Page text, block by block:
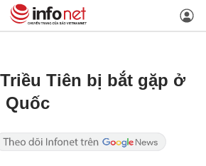
Tiên bị bắt gặp ở
Quốc